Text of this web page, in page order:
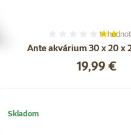
Ante akvárium 30 x 20 x
1×
Cena
19,99 €
Skladom